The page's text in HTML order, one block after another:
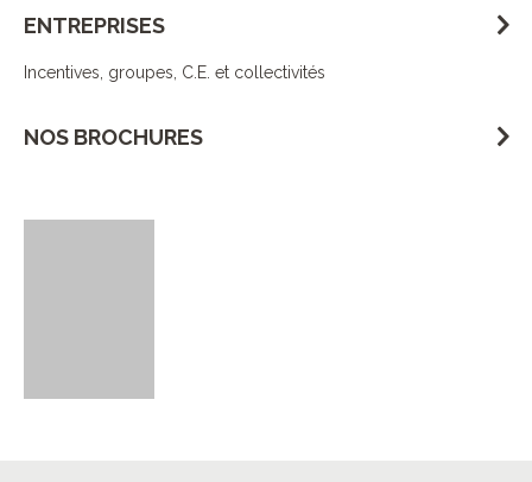
ENTREPRISES
Incentives, groupes, C.E. et collectivités
NOS BROCHURES